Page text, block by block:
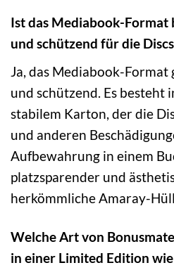
Ist das Mediabook-Format
und schützend für die
Ja, das Mediabook-Format
und schützend. Es besteht
stabilem Karton, der die
und anderen
Aufbewahrung in einem
platzsparender und
herkömmliche Amaray-
Welche Art von
in einer Limited Edition